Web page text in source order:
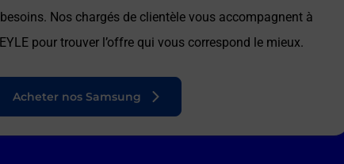
Nos chargés de clientèle vous accompagnent à
pour trouver l’offre qui vous correspond le mieux.
Acheter nos Samsung